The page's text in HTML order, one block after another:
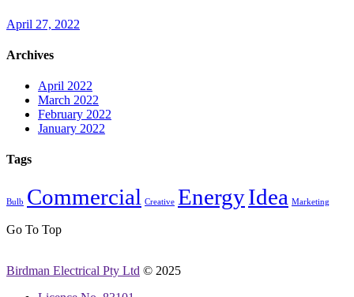
April 27, 2022
Archives
April 2022
March 2022
February 2022
January 2022
Tags
Bulb Commercial Creative EnergyIdea Marketing
Go To Top
Birdman Electrical Pty Ltd © 2025